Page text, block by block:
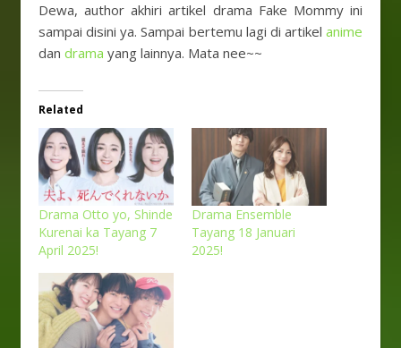
Dewa, author akhiri artikel drama Fake Mommy ini
sampai disini ya. Sampai bertemu lagi di artikel anime
dan drama yang lainnya. Mata nee~~
Related
Drama Otto yo, Shinde
Kurenai ka Tayang 7
April 2025!
Drama Ensemble
Tayang 18 Januari
2025!